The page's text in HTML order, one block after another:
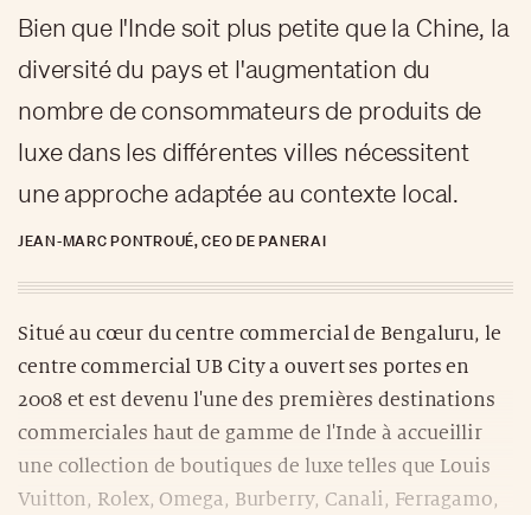
Bien que l'Inde soit plus petite que la Chine, la
diversité du pays et l'augmentation du
nombre de consommateurs de produits de
luxe dans les différentes villes nécessitent
une approche adaptée au contexte local.
JEAN-MARC PONTROUÉ, CEO DE PANERAI
Situé au cœur du centre commercial de Bengaluru, le
centre commercial UB City a ouvert ses portes en
2008 et est devenu l'une des premières destinations
commerciales haut de gamme de l'Inde à accueillir
une collection de boutiques de luxe telles que Louis
Vuitton, Rolex, Omega, Burberry, Canali, Ferragamo,